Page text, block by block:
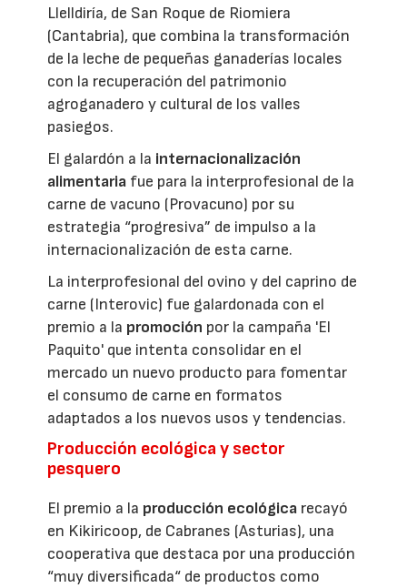
Llelldiría, de San Roque de Riomiera
(Cantabria), que combina la transformación
de la leche de pequeñas ganaderías locales
con la recuperación del patrimonio
agroganadero y cultural de los valles
pasiegos.
El galardón a la internacionalización
alimentaria fue para la interprofesional de la
carne de vacuno (Provacuno) por su
estrategia “progresiva” de impulso a la
internacionalización de esta carne.
La interprofesional del ovino y del caprino de
carne (Interovic) fue galardonada con el
premio a la promoción por la campaña 'El
Paquito' que intenta consolidar en el
mercado un nuevo producto para fomentar
el consumo de carne en formatos
adaptados a los nuevos usos y tendencias.
Producción ecológica y sector
pesquero
El premio a la producción ecológica recayó
en Kikiricoop, de Cabranes (Asturias), una
cooperativa que destaca por una producción
“muy diversificada“ de productos como